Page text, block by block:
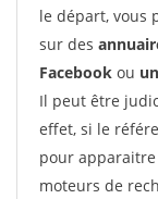
le départ, vous
sur des
Facebook ou
Il peut être
effet, si le
pour
moteurs de